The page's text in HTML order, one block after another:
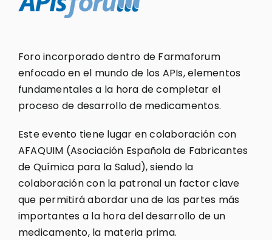
Foro incorporado dentro de Farmaforum
enfocado en el mundo de los APIs, elementos
fundamentales a la hora de completar el
proceso de desarrollo de medicamentos.
Este evento tiene lugar en colaboración con
AFAQUIM (Asociación Española de Fabricantes
de Química para la Salud), siendo la
colaboración con la patronal un factor clave
que permitirá abordar una de las partes más
importantes a la hora del desarrollo de un
medicamento, la materia prima.